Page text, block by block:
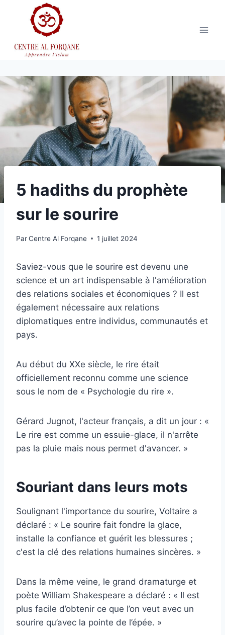
5 hadiths du prophète
sur le sourire
ParCentre Al Forqane 1 juillet 2024
Saviez-vous que le sourire est devenu une
science et un art indispensable à l'amélioration
des relations sociales et économiques ? Il est
également nécessaire aux relations
diplomatiques entre individus, communautés et
pays.
Au début du XXe siècle, le rire était
officiellement reconnu comme une science
sous le nom de « Psychologie du rire ».
Gérard Jugnot, l'acteur français, a dit un jour : «
Le rire est comme un essuie-glace, il n'arrête
pas la pluie mais nous permet d'avancer. »
Souriant dans leurs mots
Soulignant l'importance du sourire, Voltaire a
déclaré : « Le sourire fait fondre la glace,
installe la confiance et guérit les blessures ;
c'est la clé des relations humaines sincères. »
Dans la même veine, le grand dramaturge et
poète William Shakespeare a déclaré : « Il est
plus facile d’obtenir ce que l’on veut avec un
sourire qu’avec la pointe de l’épée. »